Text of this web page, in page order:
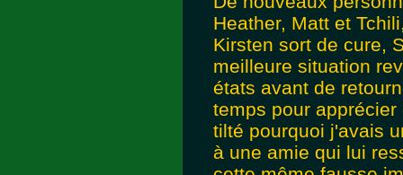
Heather, Matt et
Kirsten sort de cure,
meilleure situation
états avant de
temps pour
tilté pourquoi j'avais
à une amie qui lui